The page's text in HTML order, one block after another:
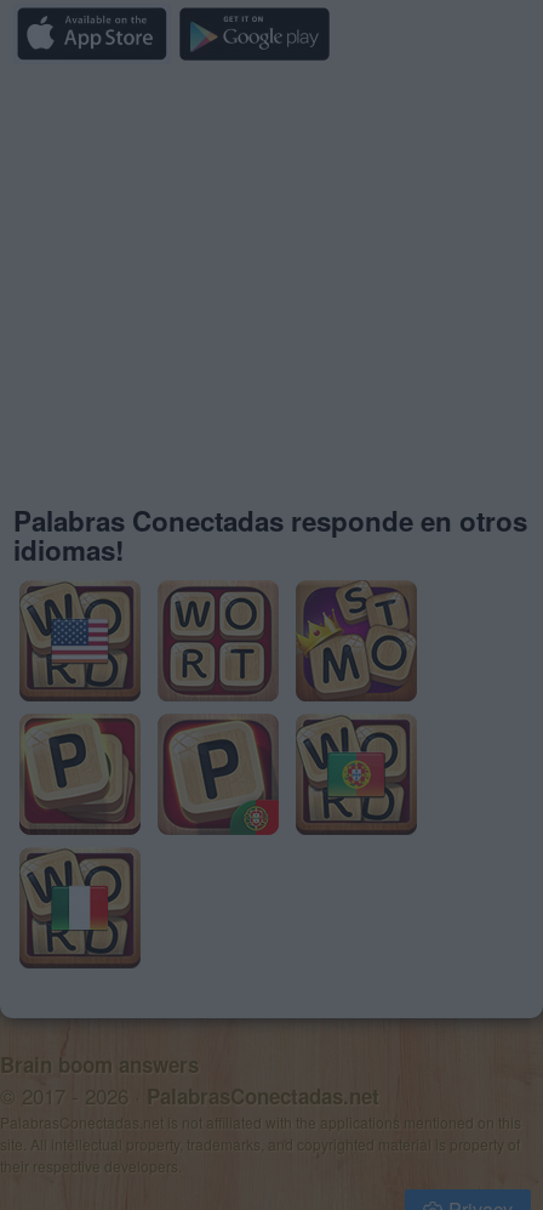
Palabras Conectadas responde en otros
idiomas!
Brain boom answers
© 2017 - 2026 · PalabrasConectadas.net
PalabrasConectadas.net is not affiliated with the applications mentioned on this
site. All intellectual property, trademarks, and copyrighted material is property of